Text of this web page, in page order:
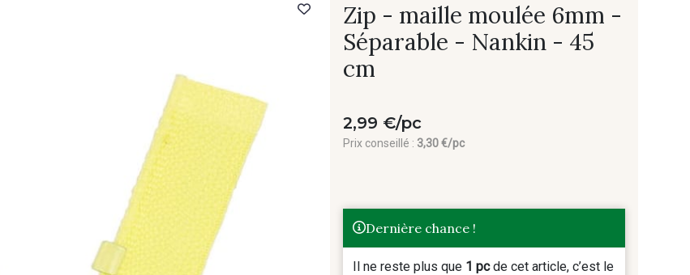
Zip - maille moulée 6mm -
Séparable - Nankin - 45
cm
2,99 €/pc
Prix conseillé : 3,30 €/pc
Dernière chance !
Il ne reste plus que 1 pcde cet article, c’est le